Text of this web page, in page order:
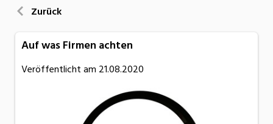
Zurück
Auf was Firmen achten
Veröffentlicht am 21.08.2020